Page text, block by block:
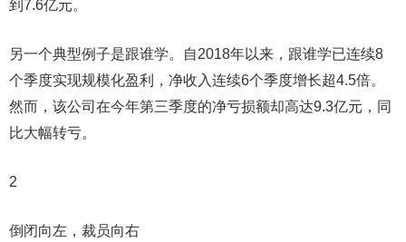
到7.6亿元。
另一个典型例子是跟谁学。自2018年以来，跟谁学已连续8
个季度实现规模化盈利，净收入连续6个季度增长超4.5倍。
然而，该公司在今年第三季度的净亏损额却高达9.3亿元，同
比大幅转亏。
2
倒闭向左，裁员向右